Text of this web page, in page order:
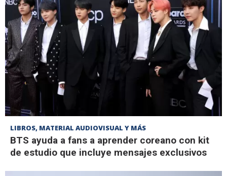
LIBROS, MATERIAL AUDIOVISUAL Y MÁS
BTS ayuda a fans a aprender coreano con kit
de estudio que incluye mensajes exclusivos